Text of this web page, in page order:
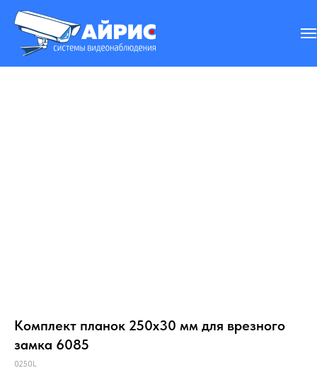
Комплект планок 250x30 мм для врезного
замка 6085
0250L